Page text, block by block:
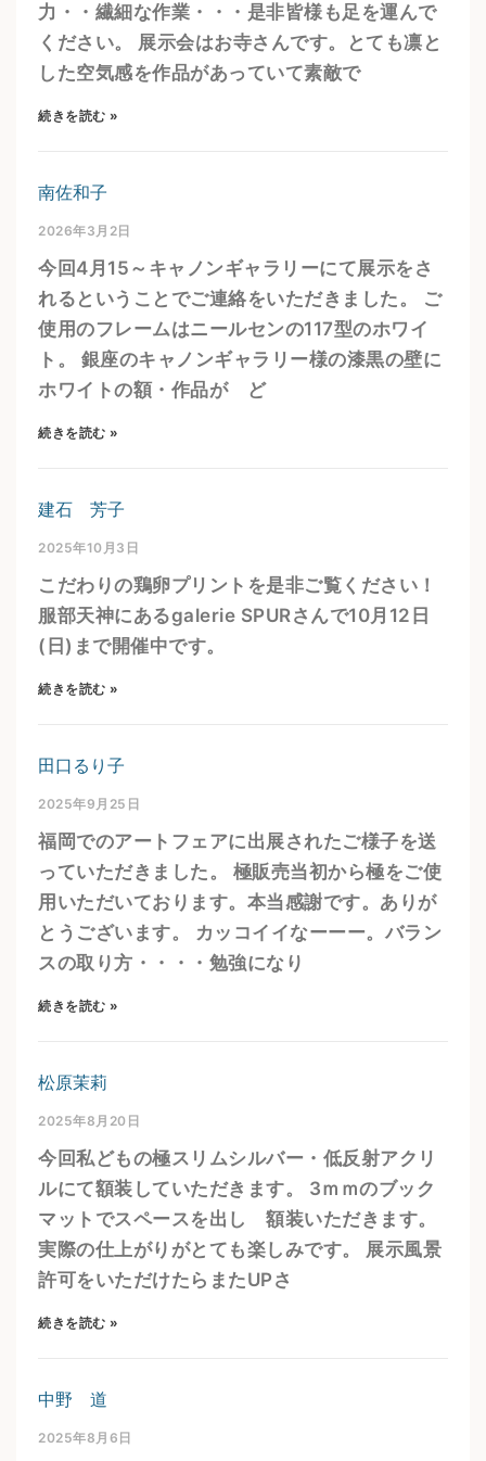
力・・繊細な作業・・・是非皆様も足を運んで
ください。 展示会はお寺さんです。とても凛と
した空気感を作品があっていて素敵で
続きを読む »
南佐和子
2026年3月2日
今回4月15～キャノンギャラリーにて展示をさ
れるということでご連絡をいただきました。 ご
使用のフレームはニールセンの117型のホワイ
ト。 銀座のキャノンギャラリー様の漆黒の壁に
ホワイトの額・作品が ど
続きを読む »
建石 芳子
2025年10月3日
こだわりの鶏卵プリントを是非ご覧ください！
服部天神にあるgalerie SPURさんで10月12日
(日)まで開催中です。
続きを読む »
田口るり子
2025年9月25日
福岡でのアートフェアに出展されたご様子を送
っていただきました。 極販売当初から極をご使
用いただいております。本当感謝です。ありが
とうございます。 カッコイイなーーー。バラン
スの取り方・・・・勉強になり
続きを読む »
松原茉莉
2025年8月20日
今回私どもの極スリムシルバー・低反射アクリ
ルにて額装していただきます。 3ｍｍのブック
マットでスペースを出し 額装いただきます。
実際の仕上がりがとても楽しみです。 展示風景
許可をいただけたらまたUPさ
続きを読む »
中野 道
2025年8月6日